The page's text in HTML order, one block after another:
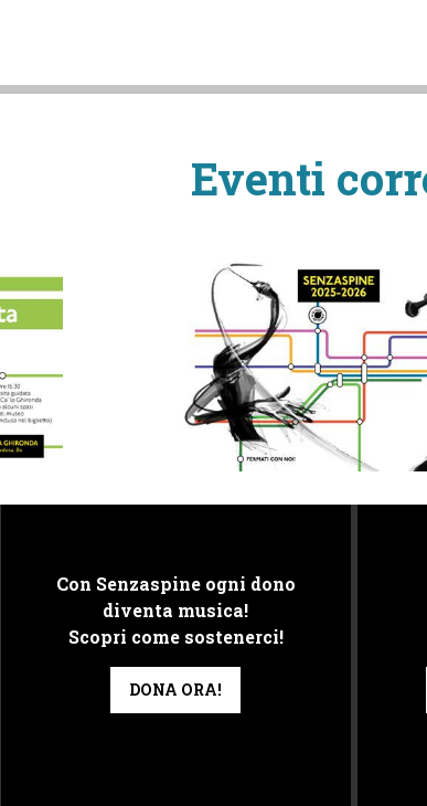
Eventi
Con Senzaspine ogni dono
diventa musica!
Scopri come sostenerci!
DONA ORA!